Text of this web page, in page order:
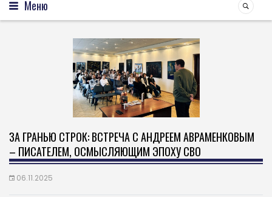
Меню
ЗА ГРАНЬЮ СТРОК: ВСТРЕЧА С АНДРЕЕМ АВРАМЕНКОВЫМ
– ПИСАТЕЛЕМ, ОСМЫСЛЯЮЩИМ ЭПОХУ СВО
06.11.2025